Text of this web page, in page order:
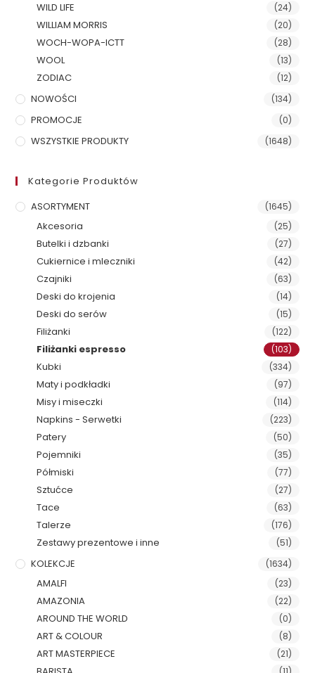
WILD LIFE (24)
WILLIAM MORRIS (20)
WOCH-WOPA-ICTT (28)
WOOL (13)
ZODIAC (12)
NOWOŚCI (134)
PROMOCJE (0)
WSZYSTKIE PRODUKTY (1648)
Kategorie Produktów
ASORTYMENT
(1645)
Akcesoria (25)
Butelki i dzbanki (27)
Cukiernice i mleczniki (42)
Czajniki (63)
Deski do krojenia (14)
Deski do serów (15)
Filiżanki (122)
Filiżanki espresso (103)
Kubki (334)
Maty i podkładki (97)
Misy i miseczki (114)
Napkins - Serwetki (223)
Patery (50)
Pojemniki (35)
Półmiski (77)
Sztućce (27)
Tace (63)
Talerze (176)
Zestawy prezentowe i inne (51)
KOLEKCJE (1634)
AMALFI (23)
AMAZONIA (22)
AROUND THE WORLD (0)
ART & COLOUR (8)
ART MASTERPIECE (21)